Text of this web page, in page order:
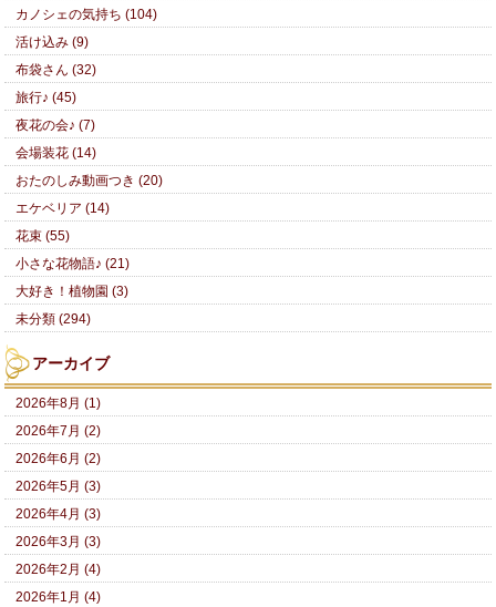
カノシェの気持ち (104)
活け込み (9)
布袋さん (32)
旅行♪ (45)
夜花の会♪ (7)
会場装花 (14)
おたのしみ動画つき (20)
エケベリア (14)
花束 (55)
小さな花物語♪ (21)
大好き！植物園 (3)
未分類 (294)
アーカイブ
2026年8月 (1)
2026年7月 (2)
2026年6月 (2)
2026年5月 (3)
2026年4月 (3)
2026年3月 (3)
2026年2月 (4)
2026年1月 (4)